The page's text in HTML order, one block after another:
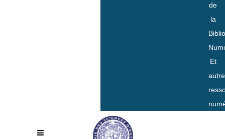
de
la
Et